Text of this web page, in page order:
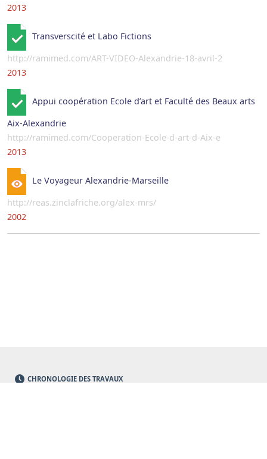
2013
Transverscité et Labo Fictions
http://ramimed.com/ART-VIDEO-Alexandrie-18-avril-2
2013
Appui coopération Ecole d’art et Faculté des Beaux arts
Aix-Alexandrie
http://ramimed.com/Cooperation-Ecole-d-art-d-Aix-e
2013
Le Voyageur Alexandrie-Marseille
http://reas.zinclafriche.org/alex-mrs/
2002
CHRONOLOGIE DES TRAVAUX